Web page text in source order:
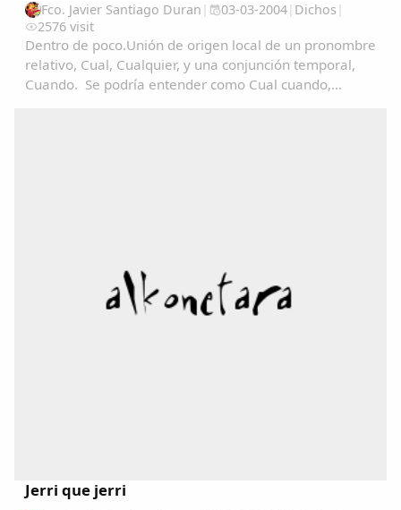
Fco. Javier Santiago Duran | 03-03-2004| Dichos |
2576 visit
Dentro de poco.Unión de origen local de un pronombre
relativo, Cual, Cualquier, y una conjunción temporal,
Cuando. Se podría entender como Cual cuando,
Jerri que jerri